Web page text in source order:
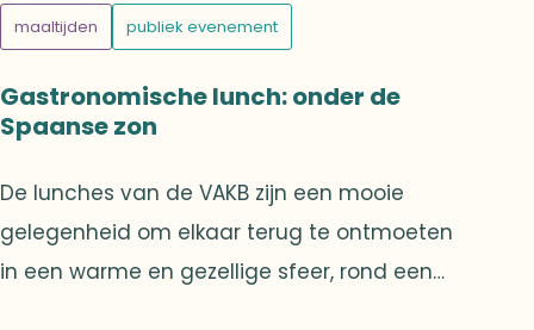
indrukwekkende AI-tools (30 minuten)• Hoe
ga je in dialoog met een AI om er het beste
uit te halen? (45 minuten)• Praktische
maaltijden publiek evenement
Gastronomische lunch: onder de
Spaanse zon
De lunches van de VAKB zijn een mooie
gelegenheid om elkaar terug te ontmoeten
in een warme en gezellige sfeer, rond een